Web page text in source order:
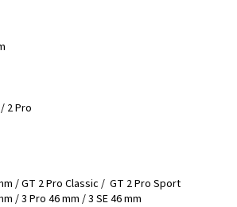
2 Pro
/ GT 2 Pro Classic / GT 2 Pro Sport
/ 3 Pro 46 mm / 3 SE 46 mm